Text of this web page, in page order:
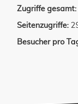
Zugriffe gesamt:
Seitenzugriffe:
Besucher pro